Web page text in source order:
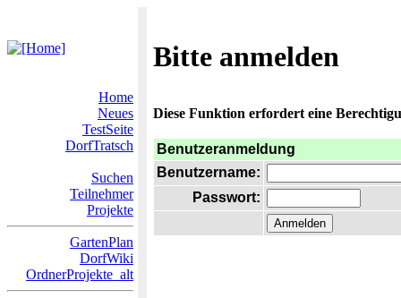
Bitte anmelden
Home
Neues
TestSeite
DorfTratsch
Suchen
Teilnehmer
Projekte
GartenPlan
DorfWiki
OrdnerProjekte_alt
Diese Funktion erfordert eine
Benutzeranmeldung
Benutzername:
Passwort: